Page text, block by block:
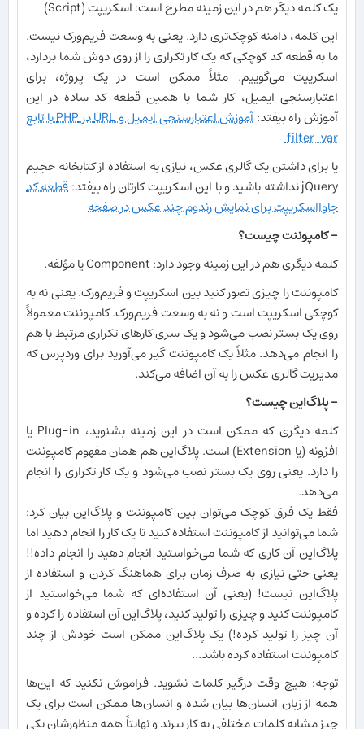
یک کلمه دیگر هم در این زمینه مطرح است: اسکریپت (Script)
این کلمه، دامنه کوچک‌تری دارد. یعنی به وسعت فریم‌ورک نیست.
ما به قطعه کد کوچکی که یک کار تکراری را از روی دوش شما بردارد،
اسکریپت می‌گوییم. مثلاً ممکن است در یک پروژه، برای
اعتبارسنجی ایمیل، کار شما با همین قطعه کد ساده در این
آموزش راه بیفتد:
آموزش اعتبارسنجی ایمیل و URL در PHP با تابع
filter_var
یا برای داشتن یک گالری عکس، نیازی به استفاده از کتابخانه حجیم
jQuery نداشته باشید و با این اسکریپت کارتان راه بیفتد:
قطعه کد
جاوااسکریپت برای نمایش رندوم چند عکس در صفحه
- کامپوننت چیست؟
کلمه دیگری هم در این زمینه وجود دارد: Component یا مؤلفه.
کامپوننت را چیزی تصور کنید بین اسکریپت و فریم‌ورک. یعنی نه به
کوچکی اسکریپت است و نه به وسعت فریم‌ورک. کامپوننت معمولاً
روی یک بستر نصب می‌شود و یک سری کارهای تکراری مرتبط با هم
را انجام می‌دهد. مثلاً یک کامپوننت گیر می‌آورید برای وردپرس که
مدیریت گالری عکس را به آن اضافه می‌کند.
- پلاگ‌این چیست؟
کلمه دیگری که ممکن است در این زمینه بشنوید، Plug-in یا
افزونه (یا Extension) است. پلاگ‌این هم همان مفهوم کامپوننت
را دارد. یعنی روی یک بستر نصب می‌شود و یک کار تکراری را انجام
می‌دهد.
فقط یک فرق کوچک می‌توان بین کامپوننت و پلاگ‌این بیان کرد:
شما می‌توانید از کامپوننت استفاده کنید تا یک کار را انجام دهید اما
پلاگ‌این آن کاری که شما می‌خواستید انجام دهید را انجام داده!!
یعنی حتی نیازی به صرف زمان برای هماهنگ کردن و استفاده از
پلاگ‌این نیست! (یعنی آن استفاده‌ای که شما می‌خواستید از
کامپوننت کنید و چیزی را تولید کنید، پلاگ‌این آن استفاده را کرده و
آن چیز را تولید کرده!) یک پلاگ‌این ممکن است خودش از چند
کامپوننت استفاده کرده باشد...
توجه: هیچ وقت درگیر کلمات نشوید. فراموش نکنید که این‌ها
همه از زبان انسان‌ها بیان شده و انسان‌ها ممکن است برای یک
چیز مشابه کلمات مختلفی به کار ببرند و نهایتاً همه منظورشان یکی